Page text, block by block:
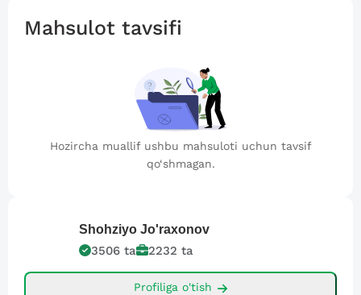
Mahsulot tavsifi
Hozircha muallif ushbu mahsuloti uchun tavsif
qo‘shmagan.
Shohziyo Jo'raxonov
3506 ta 2232 ta
Profiliga o'tish